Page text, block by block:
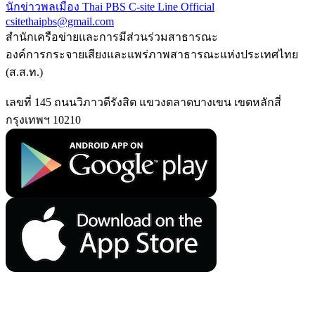
นักข่าวพลเมือง Thai PBS C-site Line Official
csitethaipbs@gmail.com
สำนักเครือข่ายและการมีส่วนร่วมสาธารณะ
องค์การกระจายเสียงและแพร่ภาพสาธารณะแห่งประเทศไทย
(ส.ส.ท.)
เลขที่ 145 ถนนวิภาวดีรังสิต แขวงตลาดบางเขน เขตหลักสี่
กรุงเทพฯ 10210